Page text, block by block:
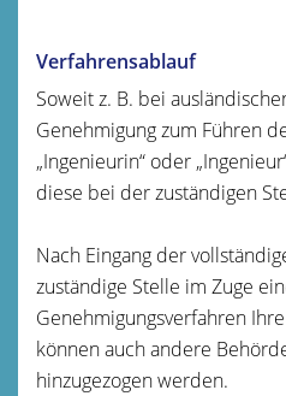
Verfahrensablauf
Soweit z. B. bei
Genehmigung zum Führen
„Ingenieurin“ oder
diese bei der zuständigen
Nach Eingang der
zuständige Stelle im Zuge
Genehmigungsverfahren
können auch andere
hinzugezogen werden.